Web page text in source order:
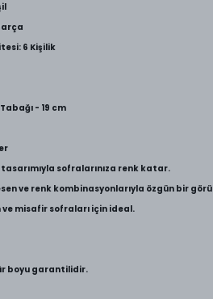
6 Kişilik
- 19 cm
sofralarınıza renk katar.
ve renk kombinasyonlarıyla özgün bir
ve misafir sofraları için ideal.
boyu garantilidir.